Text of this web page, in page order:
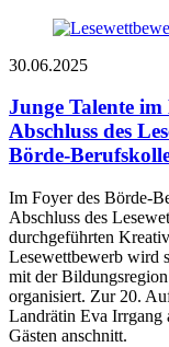
30.06.2025
Junge Talente im
Abschluss des
Börde-
Im Foyer des Börde-
Abschluss des
durchgeführten
Lesewettbewerb wird
mit der
organisiert. Zur 20.
Landrätin Eva Irrgang
Gästen anschnitt.